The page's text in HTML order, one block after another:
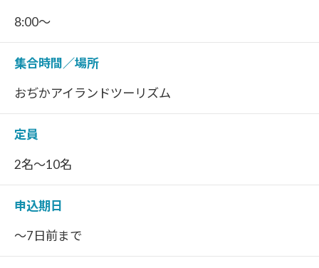
8:00～
集合時間／場所
おぢかアイランドツーリズム
定員
2名～10名
申込期日
～7日前まで